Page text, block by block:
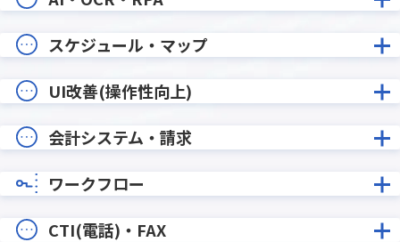
スケジュール・マップ
UI改善(操作性向上)
会計システム・請求
ワークフロー
CTI(電話)・FAX